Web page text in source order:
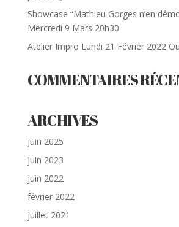
Showcase “Mathieu Gorges n’en
Mercredi 9 Mars 20h30
Atelier Impro Lundi 21 Février 2022
COMMENTAIRES
ARCHIVES
juin 2025
juin 2023
juin 2022
février 2022
juillet 2021